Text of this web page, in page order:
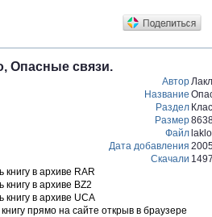
Опасные связи.
Автор
Название
Раздел
Размер
Файл
Дата добавления
Скачали
книгу в архиве RAR
книгу в архиве BZ2
книгу в архиве UCA
прямо на сайте открыв в браузере